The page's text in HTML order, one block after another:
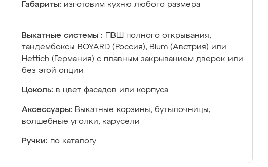
Габариты: изготовим кухню любого размера
Выкатные системы :
ПВШ полного открывания,
тандембоксы BOYARD (Россия), Blum (Австрия) или
Hettich (Германия) с плавным закрыванием дверок или
без этой опции
Цоколь: в цвет фасадов или корпуса
Аксессуары: Выкатные корзины, бутылочницы,
волшебные уголки, карусели
Ручки: по каталогу